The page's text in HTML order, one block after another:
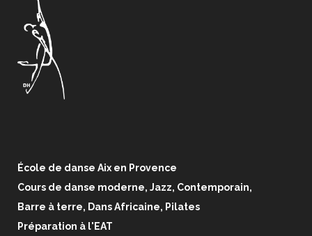
École de danse Aix en Provence
Cours de danse moderne, Jazz, Contemporain,
Barre à terre, Dans Africaine, Pilates
Préparation à l'EAT